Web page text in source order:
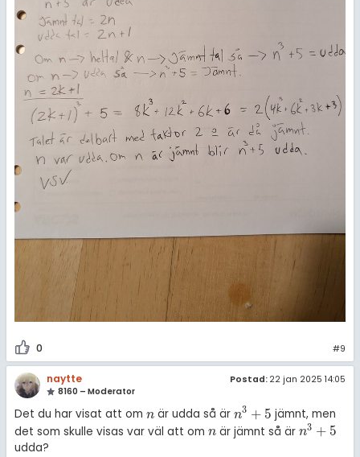
0 #9
naytte
8160 – Moderator
Postad: 22 jan 2025 14:05
Det du har visat att om n
när udda så är n3 + 5
n3+5
jämnt, men
det som skulle visas var väl att om n
när jämnt så är n3 + 5
n3+5
udda?